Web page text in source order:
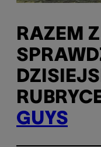
RAZEM
GUYS